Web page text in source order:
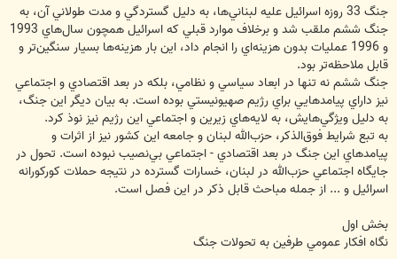
جنگ 33 روزه اسرائيل عليه لبناني‌ها، به دليل گستردگي و مدت طولاني آن، به
جنگ ششم ملقب شد و برخلاف موارد قبلي كه اسرائيل همچون سال‌هاي 1993
و 1996 عمليات بدون هزينه‌اي را انجام داد، اين بار هزينه‌ها بسيار سنگين‌تر و
قابل ملاحظه‌تر بود.
جنگ ششم نه تنها در ابعاد سياسي و نظامي، بلكه در بعد اقتصادي و اجتماعي
نيز داراي پيامدهايي براي رژيم صهيونيستي بوده است. به بيان ديگر اين جنگ،
به دليل ويژگي‌هايش، به لايه‌هاي زيرين و اجتماعي اين رژيم نيز نوذ كرد.
به تبع شرايط فوق‌الذكر، حزب‌الله لبنان و جامعه اين كشور نيز از اثرات و
پيامدهاي اين جنگ در بعد اقتصادي - اجتماعي بي‌نصيب نبوده است. تحول در
جايگاه اجتماعي حزب‌الله در لبنان، خسارات گسترده در نتيجه حملات كوركورانه
اسرائيل و ... از جمله مباحث قابل ذكر در اين فصل است.
بخش اول
نگاه افكار عمومي طرفين به تحولات جنگ